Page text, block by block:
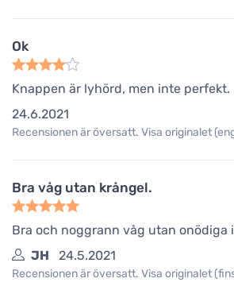
Ok
Knappen är lyhörd, men inte perfekt.
24.6.2021
Recensionen är översatt. Visa originalet
Bra våg utan krångel.
Bra och noggrann våg utan onödiga
JH
24.5.2021
Recensionen är översatt. Visa originalet